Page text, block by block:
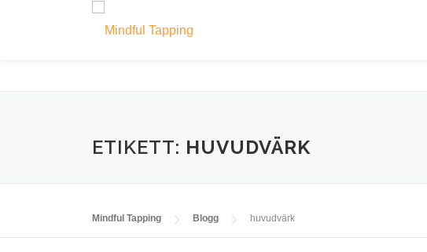
ETIKETT: HUVUDVÄRK
Mindful Tapping Blogg huvudvärk